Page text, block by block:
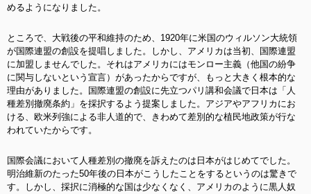
めるようになりました。
ところで、大戦後の平和維持のため、1920年に米国のウィルソン大統領
が国際連盟の創設を提唱しました。しかし、アメリカは当初、国際連盟
に加盟しませんでした。それはアメリカにはモンロー主義（他国の紛争
に関与しないという宣言）があったからですが、もっと大きく根本的な
理由がありました。国際連盟の創設に先立つパリ講和会議で日本は「人
種差別撤廃条約」を採択するよう提案しました。アジアやアフリカにお
ける、欧米列強による非人道的で、きわめて差別的な植民地政策が行な
われていたからです。
国際会議において人種差別の撤廃を訴えたのは日本がはじめてでした。
明治維新のたった50年後の日本がこうしたことをするというのは驚きで
す。しかし、採択に消極的な国は少なくなく、アメリカのように黒人奴